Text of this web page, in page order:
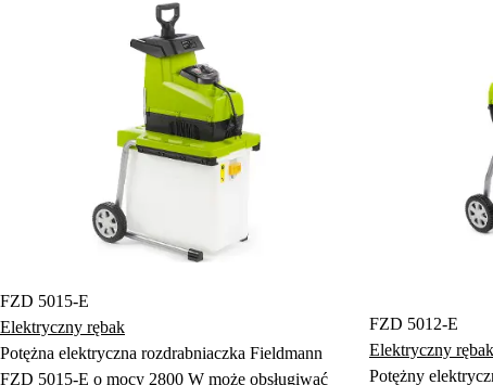
FZD 5015-E
Elektryczny rębak
Potężna elektryczna rozdrabniaczka Fieldmann
FZD 5015-E o mocy 2800 W może obsługiwać
FZD 5012-E
Elektryczny rębak
Potężny